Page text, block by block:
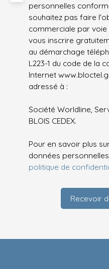
personnelles
souhaitez pas faire
commerciale par
vous inscrire
au démarchage
L223-1 du code de la
Internet
adressé à :
Société Worldline,
BLOIS CEDEX.
Pour en savoir plus
données
politique de
Recevoir